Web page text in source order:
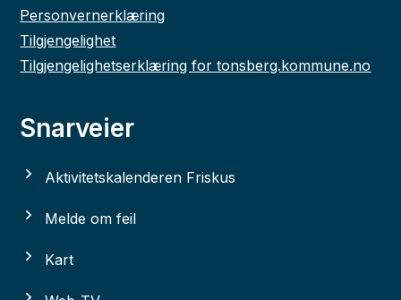
Personvernerklæring
Tilgjengelighet
Tilgjengelighetserklæring for tonsberg.kommune.no
Snarveier
Aktivitetskalenderen Friskus
Melde om feil
Kart